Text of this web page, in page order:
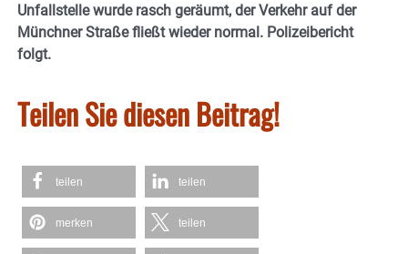
Unfallstelle wurde rasch geräumt, der Verkehr auf der
Münchner Straße fließt wieder normal. Polizeibericht
folgt.
Teilen Sie diesen Beitrag!
teilen teilen
merken teilen